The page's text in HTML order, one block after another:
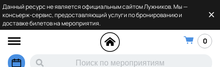
Данный ресурс не является официальным сайтом Лужников. Мы —
консьерж-сервис, предоставляющий услуги по бронированию и
доставке билетов на мероприятия.
0